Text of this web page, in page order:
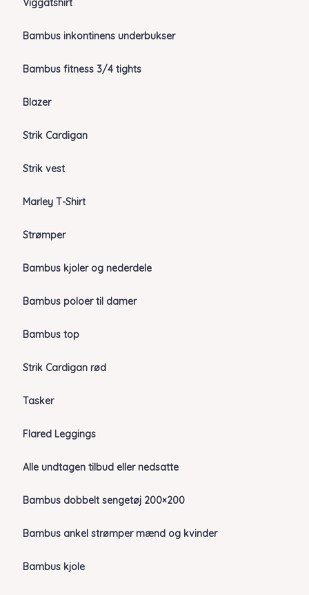
Viggatshirt
Bambus inkontinens underbukser
Bambus fitness 3/4 tights
Blazer
Strik Cardigan
Strik vest
Marley T-Shirt
Strømper
Bambus kjoler og nederdele
Bambus poloer til damer
Bambus top
Strik Cardigan rød
Tasker
Flared Leggings
Alle undtagen tilbud eller nedsatte
Bambus dobbelt sengetøj 200×200
Bambus ankel strømper mænd og kvinder
Bambus kjole